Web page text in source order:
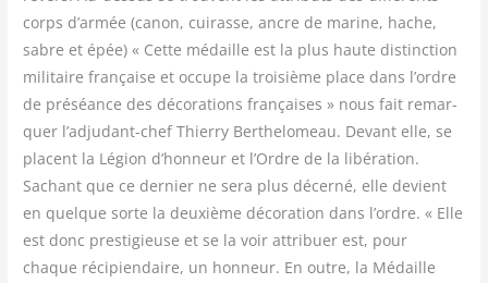
corps d’armée (canon, cui­rasse, ancre de marine, hache,
sabre et épée) « Cette médaille est la plus haute dis­tinc­tion
mili­taire fran­çaise et occupe la troi­sième place dans l’ordre
de pré­séance des déco­ra­tions fran­çaises » nous fait remar­
quer l’adjudant-chef Thier­ry Ber­the­lo­meau. Devant elle, se
placent la Légion d’honneur et l’Ordre de la libé­ra­tion.
Sachant que ce der­nier ne sera plus décer­né, elle devient
en quelque sorte la deuxième déco­ra­tion dans l’ordre. « Elle
est donc pres­ti­gieuse et se la voir attri­buer est, pour
chaque réci­pien­daire, un hon­neur. En outre, la Médaille